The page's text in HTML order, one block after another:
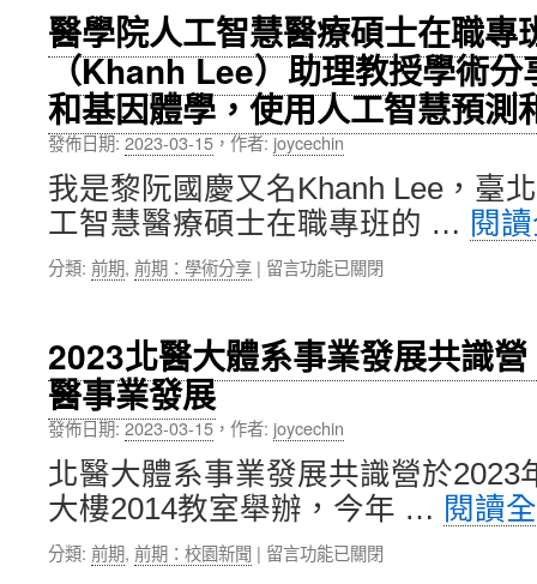
勵」〉
中
學
會
金
腦
獎
榮
獲
第
2、
3
名
中
工
程
學
院
翁
培
鈞
老
師
學
術
分
發
結
可
降
解
鎂
金
屬
及
醫學院人工智慧醫療碩士在職專
（Khanh Lee）助理教授學術分
和基因體學，使用人工智慧預測
發佈日期:2023-03-15，作者: joycechin
我是黎阮國慶又名Khanh Lee，臺
工智慧醫療碩士在職專班的 … 閱
分類: 前期, 前期：學術分享 | 在
院
人
工
慧
醫
療
碩
士
在
留言功能已關閉
2023北醫大體系事業發展共識
醫事業發展
發佈日期:2023-03-15， 作者: joycechin
北醫大體系事業發展共識營於2023
大樓2014教室舉辦，今年 … 閱讀
分類: 前期, 前期：校園新聞 | 在
留言功能已關閉